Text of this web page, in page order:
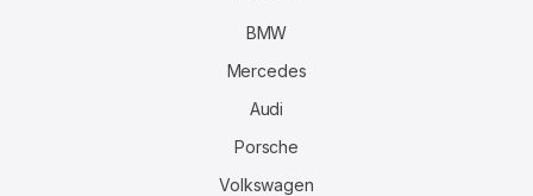
BMW
Mercedes
Audi
Porsche
Volkswagen